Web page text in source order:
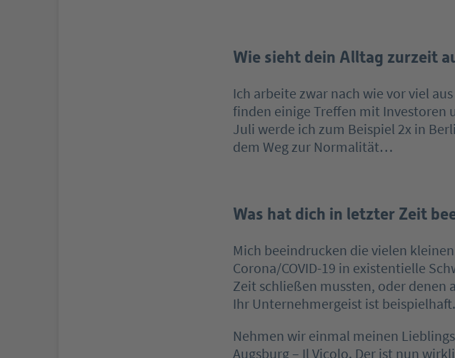
Wie sieht dein Alltag zurzeit
Ich arbeite zwar nach wie vor viel
finden einige Treffen mit Investoren
Juli werde ich zum Beispiel 2x in
dem Weg zur Normalität…
Was hat dich in letzter Zeit
Mich beeindrucken die vielen
Corona/COVID-19 in existentielle
Zeit schließen mussten, oder denen
Ihr Unternehmergeist ist beispielhaft.
Nehmen wir einmal meinen
Augsburg – Il Vicolo. Der ist nun